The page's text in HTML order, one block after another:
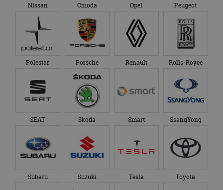
Nissan Omoda Opel Peugeot
Polestar Porsche Renault Rolls-Royce
SEAT Skoda Smart SsangYong
Subaru Suzuki Tesla Toyota